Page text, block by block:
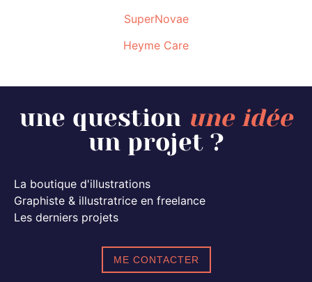
SuperNovae
Heyme Care
une question une idée
un projet ?
La boutique d'illustrations
Graphiste & illustratrice en freelance
Les derniers projets
ME CONTACTER